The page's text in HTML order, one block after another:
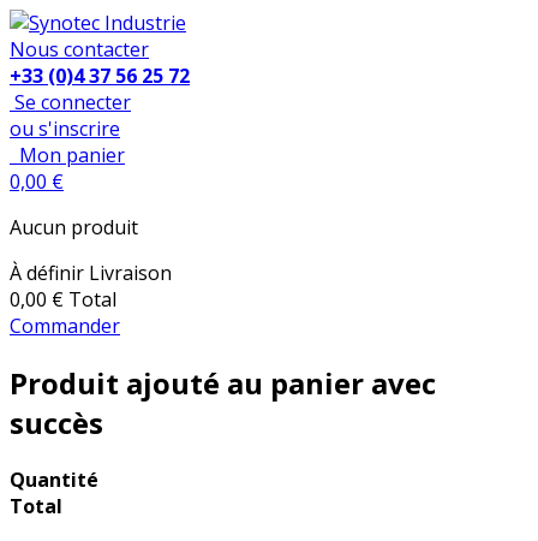
Nous contacter
+33 (0)4 37 56 25 72
Se connecter
ou s'inscrire
Mon panier
0,00 €
Aucun produit
À définir Livraison
0,00 € Total
Commander
Produit ajouté au panier avec
succès
Quantité
Total